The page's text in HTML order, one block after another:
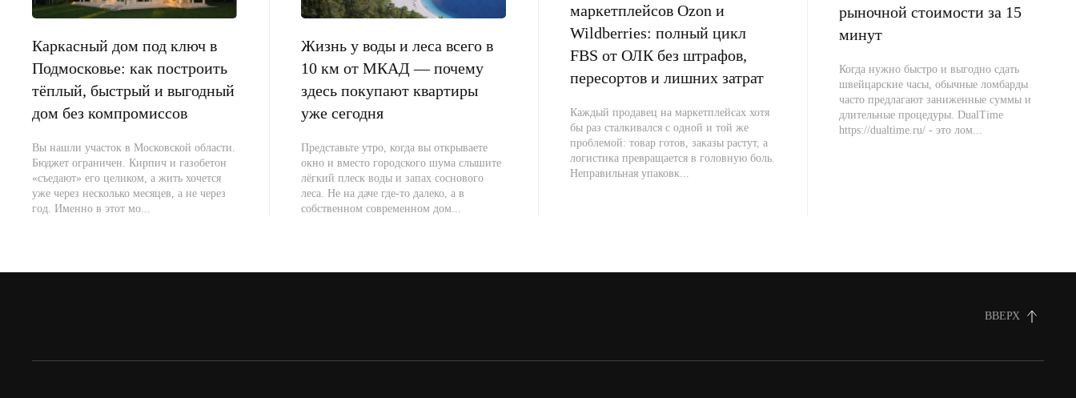
Каркасный дом под ключ в
Подмосковье: как построить
тёплый, быстрый и выгодный
дом без компромиссов
Вы нашли участок в Московской области.
Бюджет ограничен. Кирпич и газобетон
«съедают» его целиком, а жить хочется
уже через несколько месяцев, а не через
год. Именно в этот мо...
Жизнь у воды и леса всего в
10 км от МКАД — почему
здесь покупают квартиры
уже сегодня
Представьте утро, когда вы открываете
окно и вместо городского шума слышите
лёгкий плеск воды и запах соснового
леса. Не на даче где-то далеко, а в
собственном современном дом...
маркетплейсов Ozon и
Wildberries: полный цикл
FBS от ОЛК без штрафов,
пересортов и лишних затрат
Каждый продавец на маркетплейсах хотя
бы раз сталкивался с одной и той же
проблемой: товар готов, заказы растут, а
логистика превращается в головную боль.
Неправильная упаковк...
рыночной стоимости за 15
минут
Когда нужно быстро и выгодно сдать
швейцарские часы, обычные ломбарды
часто предлагают заниженные суммы и
длительные процедуры. DualTime
https://dualtime.ru/ - это лом...
ВВЕРХ